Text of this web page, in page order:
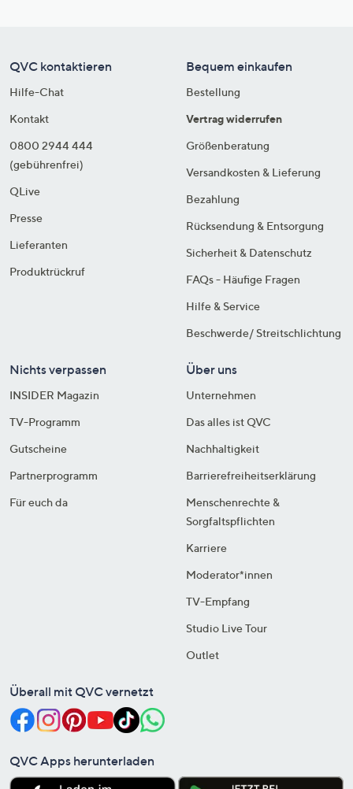
QVC kontaktieren
Hilfe-Chat
Kontakt
0800 2944 444
(gebührenfrei)
QLive
Presse
Lieferanten
Produktrückruf
Bequem einkaufen
Bestellung
Vertrag widerrufen
Größenberatung
Versandkosten & Lieferung
Bezahlung
Rücksendung & Entsorgung
Sicherheit & Datenschutz
FAQs - Häufige Fragen
Hilfe & Service
Beschwerde/ Streitschlichtung
Nichts verpassen
INSIDER Magazin
TV-Programm
Gutscheine
Partnerprogramm
Für euch da
Über uns
Unternehmen
Das alles ist QVC
Nachhaltigkeit
Barrierefreiheitserklärung
Menschenrechte &
Sorgfaltspflichten
Karriere
Moderator*innen
TV-Empfang
Studio Live Tour
Outlet
Überall mit QVC vernetzt
QVC Apps herunterladen